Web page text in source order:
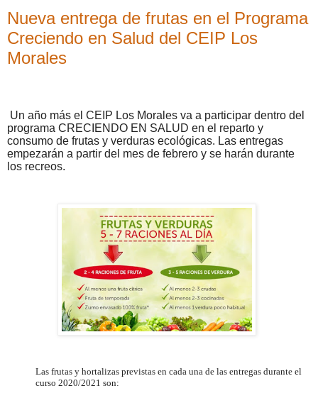
Nueva entrega de frutas en el Programa
Creciendo en Salud del CEIP Los
Morales
Un año más el CEIP Los Morales va a participar dentro del
programa CRECIENDO EN SALUD en el reparto y
consumo de frutas y verduras ecológicas. Las entregas
empezarán a partir del mes de febrero y se harán durante
los recreos.
Las frutas y hortalizas previstas en cada una de las entregas durante el
curso 2020/2021 son: